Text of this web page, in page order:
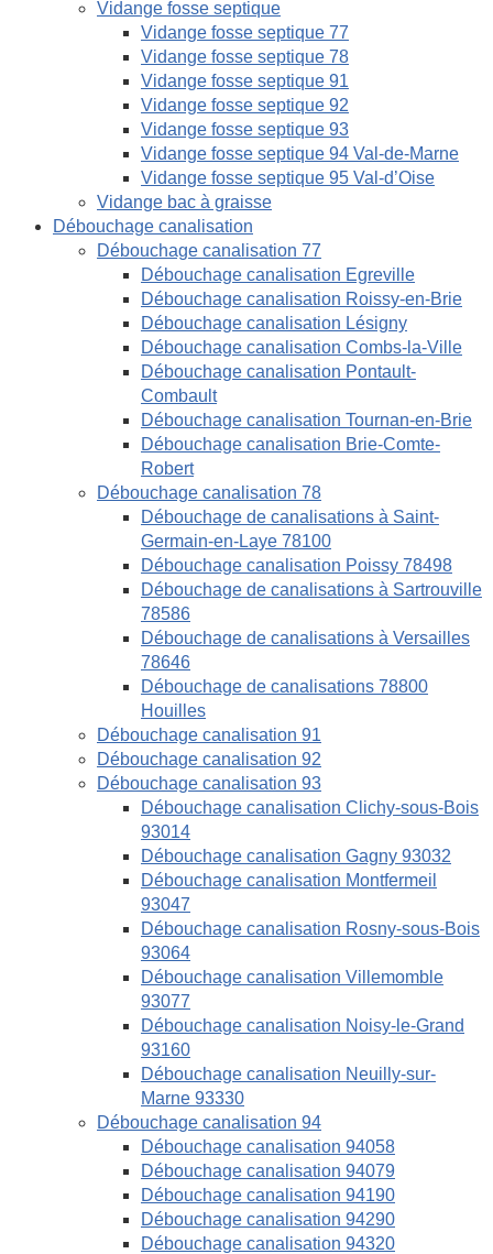
Vidange fosse septique
Vidange fosse septique 77
Vidange fosse septique 78
Vidange fosse septique 91
Vidange fosse septique 92
Vidange fosse septique 93
Vidange fosse septique 94 Val-de-Marne
Vidange fosse septique 95 Val-d’Oise
Vidange bac à graisse
Débouchage canalisation
Débouchage canalisation 77
Débouchage canalisation Egreville
Débouchage canalisation Roissy-en-Brie
Débouchage canalisation Lésigny
Débouchage canalisation Combs-la-Ville
Débouchage canalisation Pontault-
Combault
Débouchage canalisation Tournan-en-Brie
Débouchage canalisation Brie-Comte-
Robert
Débouchage canalisation 78
Débouchage de canalisations à Saint-
Germain-en-Laye 78100
Débouchage canalisation Poissy 78498
Débouchage de canalisations à Sartrouville
78586
Débouchage de canalisations à Versailles
78646
Débouchage de canalisations 78800
Houilles
Débouchage canalisation 91
Débouchage canalisation 92
Débouchage canalisation 93
Débouchage canalisation Clichy-sous-Bois
93014
Débouchage canalisation Gagny 93032
Débouchage canalisation Montfermeil
93047
Débouchage canalisation Rosny-sous-Bois
93064
Débouchage canalisation Villemomble
93077
Débouchage canalisation Noisy-le-Grand
93160
Débouchage canalisation Neuilly-sur-
Marne 93330
Débouchage canalisation 94
Débouchage canalisation 94058
Débouchage canalisation 94079
Débouchage canalisation 94190
Débouchage canalisation 94290
Débouchage canalisation 94320